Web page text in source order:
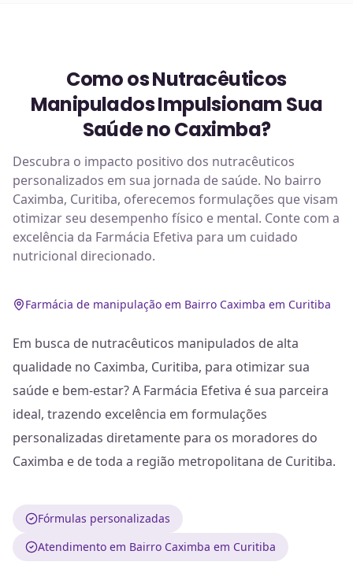
Como os Nutracêuticos
Manipulados Impulsionam Sua
Saúde no Caximba?
Descubra o impacto positivo dos nutracêuticos
personalizados em sua jornada de saúde. No bairro
Caximba, Curitiba, oferecemos formulações que visam
otimizar seu desempenho físico e mental. Conte com a
excelência da Farmácia Efetiva para um cuidado
nutricional direcionado.
Farmácia de manipulação em Bairro Caximba em Curitiba
Em busca de nutracêuticos manipulados de alta
qualidade no Caximba, Curitiba, para otimizar sua
saúde e bem-estar? A Farmácia Efetiva é sua parceira
ideal, trazendo excelência em formulações
personalizadas diretamente para os moradores do
Caximba e de toda a região metropolitana de Curitiba.
Fórmulas personalizadas
Atendimento em Bairro Caximba em Curitiba